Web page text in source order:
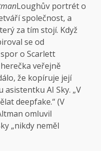
Loughův portrét o
společnost, a
za tím stojí. Když
se od
o Scarlett
veřejně
že kopíruje její
AI Sky. „V
deepfake.“ (V
omluvil
„nikdy neměl